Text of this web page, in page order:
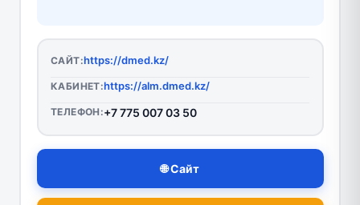
САЙТ:https://dmed.kz/
КАБИНЕТ:https://alm.dmed.kz/
ТЕЛЕФОН:+7 775 007 03 50
🌐 Сайт